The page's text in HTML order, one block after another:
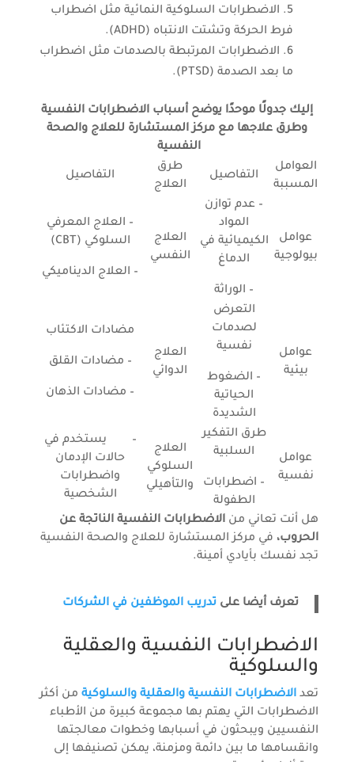
الاضطرابات السلوكية النمائية مثل اضطراب
فرط الحركة وتشتت الانتباه (ADHD).
الاضطرابات المرتبطة بالصدمات مثل اضطراب
ما بعد الصدمة (PTSD).
إليك جدولًا موحدًا يوضح أسباب الاضطرابات النفسية
وطرق علاجها مع مركز المستشارة للعلاج والصحة
النفسية
العوامل
المسببة
التفاصيل
طرق
العلاج
التفاصيل
عوامل
بيولوجية
– عدم توازن
المواد
الكيميائية في
الدماغ
– الوراثة
العلاج
النفسي
– العلاج المعرفي
السلوكي (CBT)
– العلاج الديناميكي
عوامل
بيئية
التعرض
لصدمات
نفسية
– الضغوط
الحياتية
الشديدة
العلاج
الدوائي
مضادات الاكتئاب
– مضادات القلق
– مضادات الذهان
عوامل
نفسية
طرق التفكير
السلبية
– اضطرابات
الطفولة
العلاج
السلوكي
والتأهيلي
– يستخدم في
حالات الإدمان
واضطرابات
الشخصية
هل أنت تعاني من الاضطرابات النفسية الناتجة عن
الحروب، في مركز المستشارة للعلاج والصحة النفسية
تجد نفسك بأيادي أمينة.
تعرف أيضا على تدريب الموظفين في الشركات
الاضطرابات النفسية والعقلية
والسلوكية
تعد الاضطرابات النفسية والعقلية والسلوكيةمن أكثر
الاضطرابات التي يهتم بها مجموعة كبيرة من الأطباء
النفسيين ويبحثون في أسبابها وخطوات معالجتها
وانقسامها ما بين دائمة ومزمنة، يمكن تصنيفها إلى